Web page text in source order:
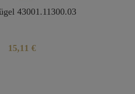
43001.11300.03
15,11 €